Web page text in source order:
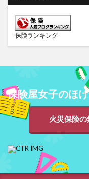
保険ランキング
保険屋女子のほ
火災保険の